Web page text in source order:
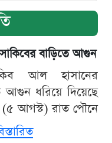
সাকিবের বাড়িতে আগুন
আল হাসানের
আগুন ধরিয়ে দিয়েছে
(৫ আগস্ট) রাত পৌনে